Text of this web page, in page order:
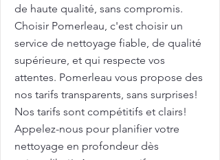
de haute qualité, sans compromis.
Choisir Pomerleau, c'est choisir un
service de nettoyage fiable, de qualité
supérieure, et qui respecte vos
attentes. Pomerleau vous propose des
nos tarifs transparents, sans surprises!
Nos tarifs sont compétitifs et clairs!
Appelez-nous pour planifier votre
nettoyage en profondeur dès